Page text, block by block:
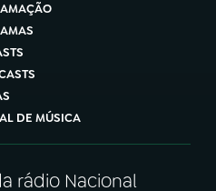
DE MÚSICA
rádio Nacional